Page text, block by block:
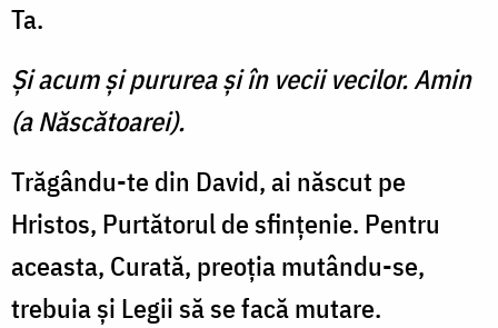
Ta.
Şi acum şi pururea şi în vecii vecilor. Amin
(a Născătoarei).
Trăgându-te din David, ai născut pe
Hristos, Purtătorul de sfinţenie. Pentru
aceasta, Curată, preoţia mutându-se,
trebuia şi Legii să se facă mutare.